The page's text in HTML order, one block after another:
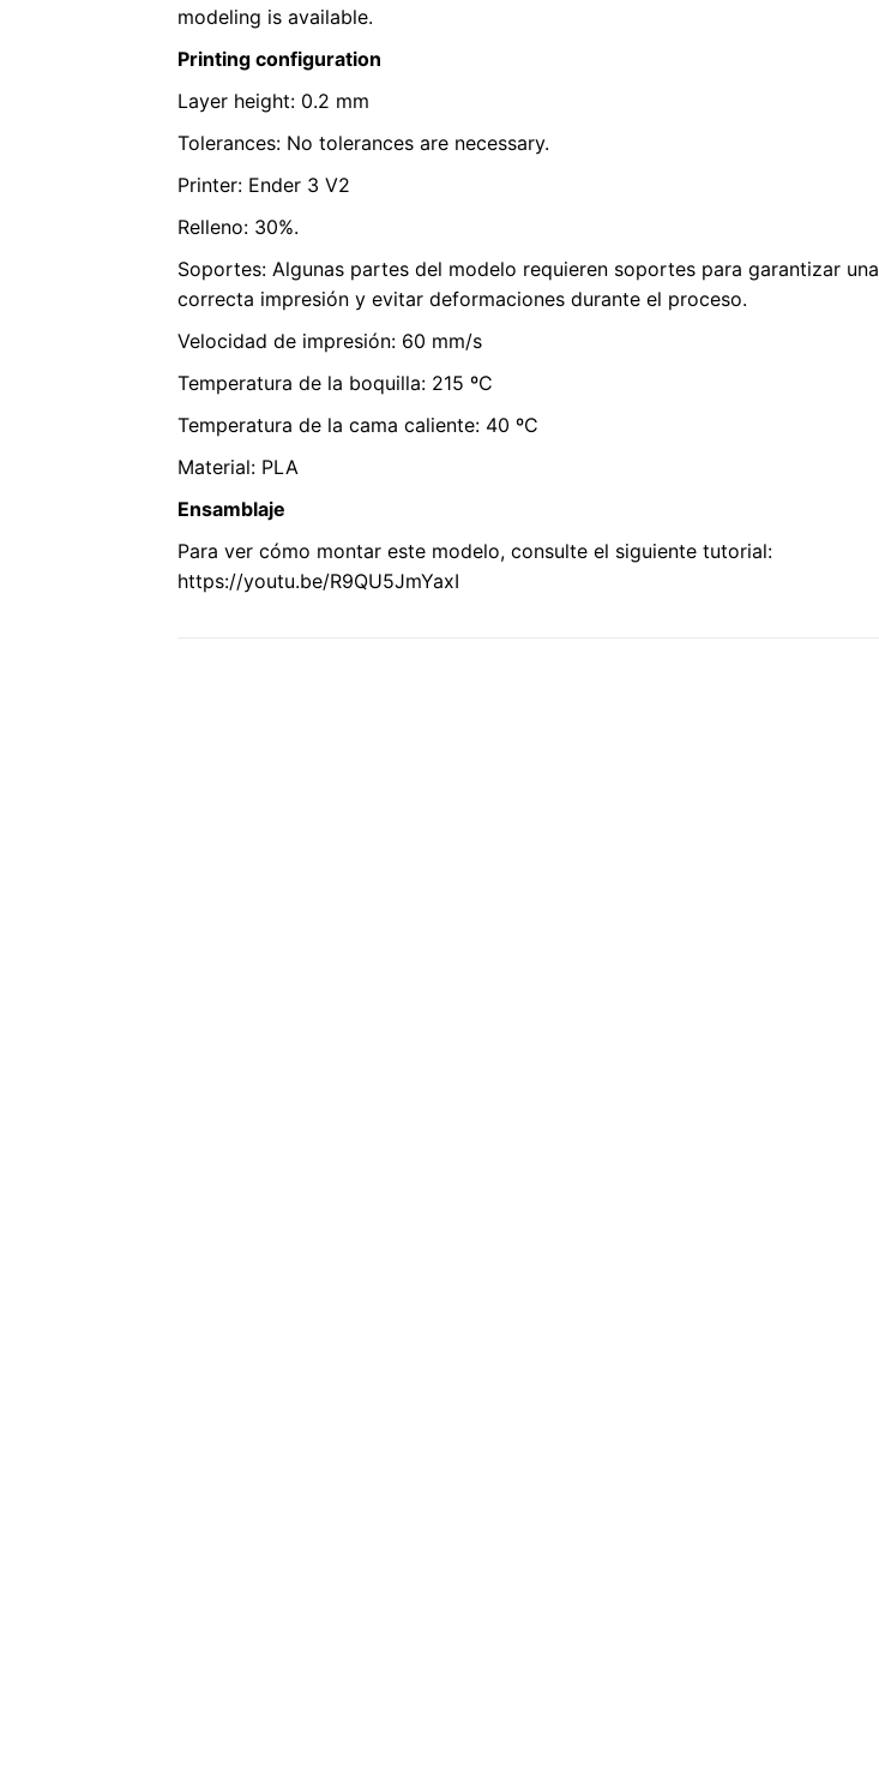
modeling is available.
Printing configuration
Layer height: 0.2 mm
Tolerances: No tolerances are necessary.
Printer: Ender 3 V2
Relleno: 30%.
Soportes: Algunas partes del modelo requieren soportes para garantizar una
correcta impresión y evitar deformaciones durante el proceso.
Velocidad de impresión: 60 mm/s
Temperatura de la boquilla: 215 ºC
Temperatura de la cama caliente: 40 ºC
Material: PLA
Ensamblaje
Para ver cómo montar este modelo, consulte el siguiente tutorial:
https://youtu.be/R9QU5JmYaxI